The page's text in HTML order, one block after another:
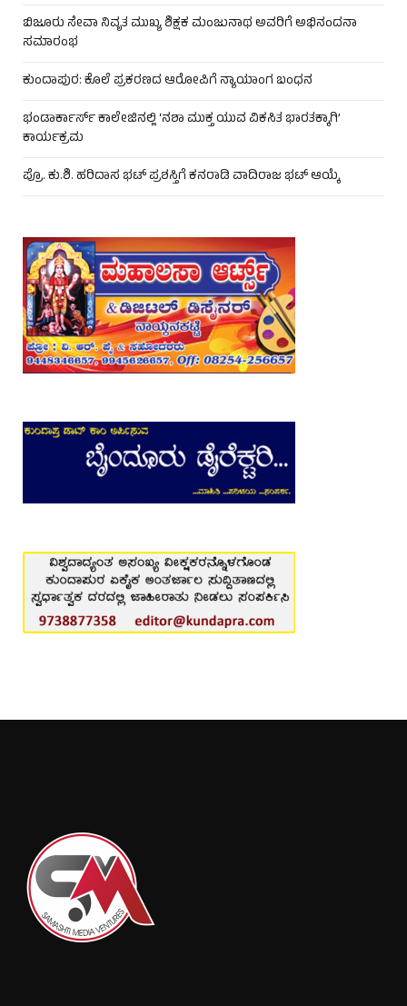
ಬಿಜೂರು ಸೇವಾ ನಿವೃತ ಮುಖ್ಯ ಶಿಕ್ಷಕ ಮಂಜುನಾಥ ಅವರಿಗೆ ಅಭಿನಂದನಾ
ಸಮಾರಂಭ
ಕುಂದಾಪುರ: ಕೊಲೆ ಪ್ರಕರಣದ ಆರೋಪಿಗೆ ನ್ಯಾಯಾಂಗ ಬಂಧನ
ಭಂಡಾರ್ಕಾರ್ಸ್ ಕಾಲೇಜಿನಲ್ಲಿ ‘ನಶಾ ಮುಕ್ತ ಯುವ ವಿಕಸಿತ ಭಾರತಕ್ಕಾಗಿ’
ಕಾರ್ಯಕ್ರಮ
ಪ್ರೊ. ಕು.ಶಿ. ಹರಿದಾಸ ಭಟ್ ಪ್ರಶಸ್ತಿಗೆ ಕನರಾಡಿ ವಾದಿರಾಜ ಭಟ್ ಆಯ್ಕೆ